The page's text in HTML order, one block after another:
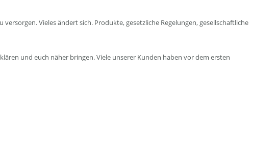
Vieles ändert sich. Produkte, gesetzliche Regelungen, gesellschaftliche
und euch näher bringen. Viele unserer Kunden haben vor dem ersten